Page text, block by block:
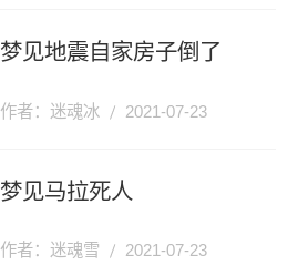
梦见地震自家房子倒了
作者：迷魂冰 2021-07-23
梦见马拉死人
作者：迷魂雪 2021-07-23